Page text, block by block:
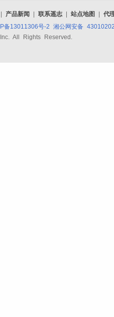
产品新闻 联系遥志 站点地图
代
备13011306号-2 湘公网安备
All Rights Reserved.